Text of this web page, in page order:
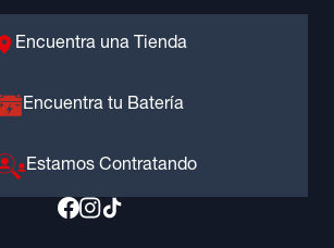
Encuentra una Tienda
Encuentra tu Batería
Estamos Contratando